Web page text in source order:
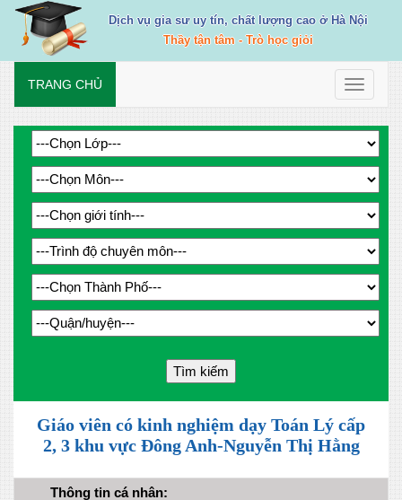
Dịch vụ gia sư uy tín, chất lượng cao ở Hà Nội
Thầy tận tâm - Trò học giỏi
Toggle
TRANG CHỦ
Giáo viên có kinh nghiệm dạy Toán Lý cấp
2, 3 khu vực Đông Anh-Nguyễn Thị Hằng
Thông tin cá nhân: